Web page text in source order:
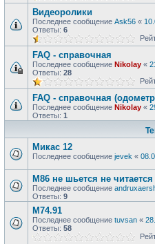
Видеоролики
Последнее сообщение Ask56 «
Ответы: 6
FAQ - справочная
Последнее сообщение Nikolay «
Ответы: 28
FAQ - справочная
Последнее сообщение Nikolay «
Ответы: 1
Микас 12
Последнее сообщение jevek «
М86 не шьется не читается
Последнее сообщение
Ответы: 9
M74.91
Последнее сообщение tuvsan «
Ответы: 58